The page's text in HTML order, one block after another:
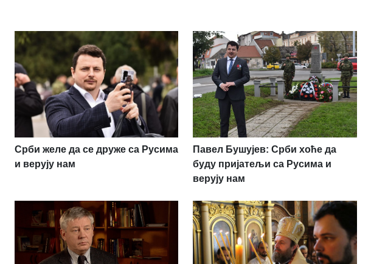
Срби желе да се друже са Русима
и верују нам
Павел Бушујев: Срби хоће да
буду пријатељи са Русима и
верују нам